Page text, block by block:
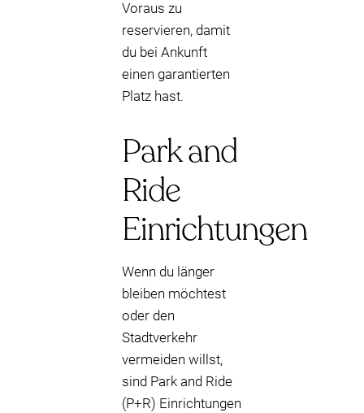
Voraus zu
reservieren, damit
du bei Ankunft
einen garantierten
Platz hast.
Park and
Ride
Einrichtungen
Wenn du länger
bleiben möchtest
oder den
Stadtverkehr
vermeiden willst,
sind Park and Ride
(P+R) Einrichtungen